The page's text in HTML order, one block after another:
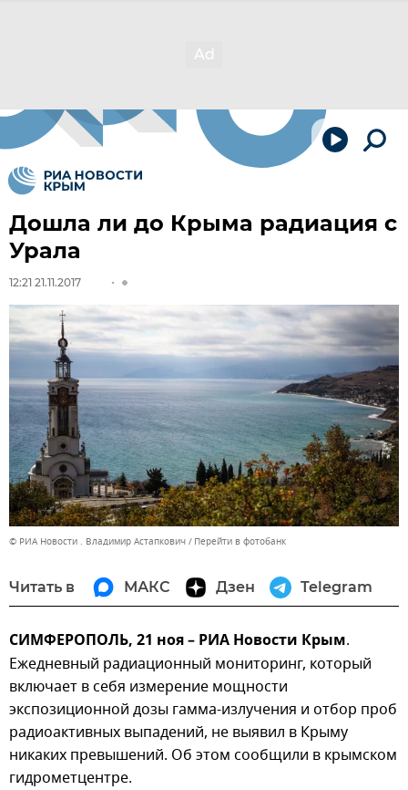
Дошла ли до Крыма радиация с
Урала
12:21 21.11.2017
© РИА Новости . Владимир Астапкович Перейти в фотобанк
Читать в МАКС Дзен Telegram
СИМФЕРОПОЛЬ, 21 ноя – РИА Новости Крым.
Ежедневный радиационный мониторинг, который
включает в себя измерение мощности
экспозиционной дозы гамма-излучения и отбор проб
радиоактивных выпадений, не выявил в Крыму
никаких превышений. Об этом сообщили в крымском
гидрометцентре.